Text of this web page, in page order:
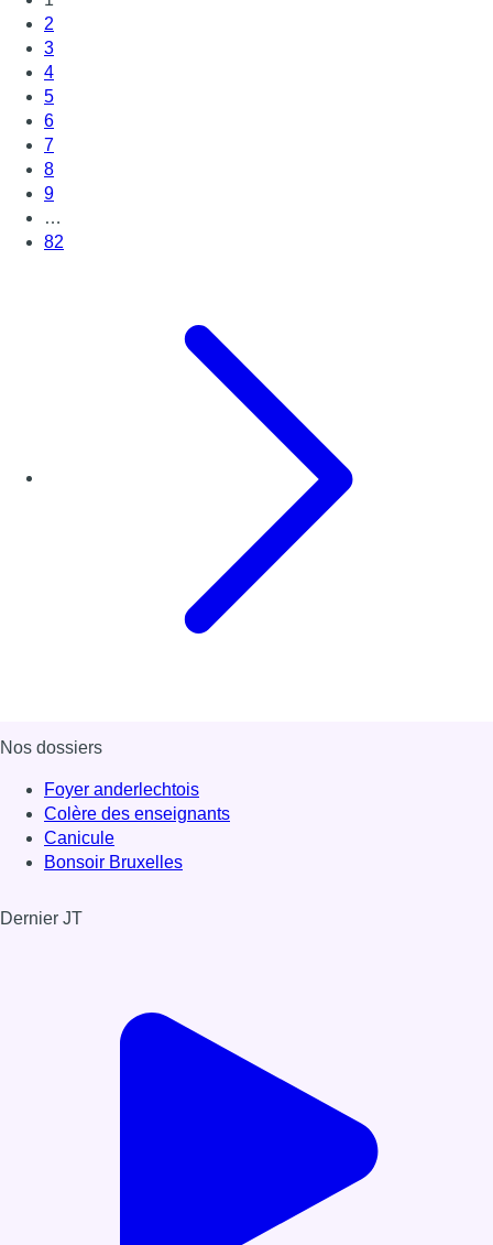
2
3
4
5
6
7
8
9
…
82
Nos dossiers
Foyer anderlechtois
Colère des enseignants
Canicule
Bonsoir Bruxelles
Dernier JT